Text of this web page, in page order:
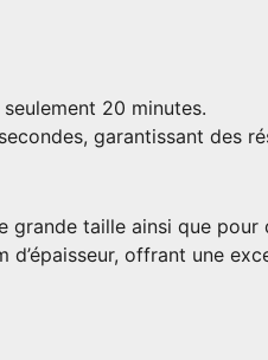
20 minutes.
garantissant des
taille ainsi que pour
d’épaisseur, offrant une